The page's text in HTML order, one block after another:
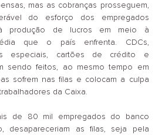
mas as cobranças prosseguem,
do esforço dos empregados
produção de lucros em meio à
que o país enfrenta. CDCs,
especiais, cartões de crédito e
sendo feitos, ao mesmo tempo em
sofrem nas filas e colocam a culpa
da Caixa.
de 80 mil empregados do banco
desapareceriam as filas, seja pela